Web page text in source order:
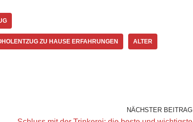
ZU HAUSE ERFAHRUNGEN ALTER
NÄCHSTER BEITRAG